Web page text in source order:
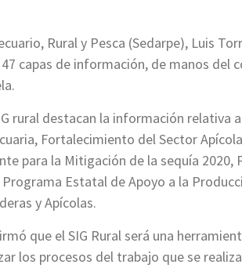
Rural y Pesca (Sedarpe), Luis
capas de información, de manos del
rural destacan la información relativa
Fortalecimiento del Sector
para la Mitigación de la sequía 2020,
Estatal de Apoyo a la
y Apícolas.
que el SIG Rural será una
los procesos del trabajo que se